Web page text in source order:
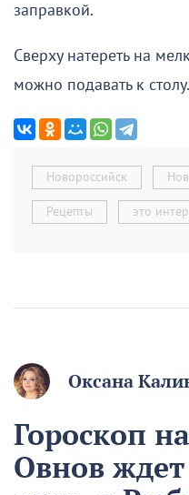
заправкой.
Сверху натереть на
можно подавать к столу.
Новороссийск
Рецепты это
Оксана
Гороскоп
Овнов